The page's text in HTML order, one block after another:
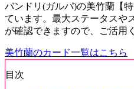
バンドリ(ガルパ)の美竹蘭【
ています。最大ステータスや
が確認できますので、ご活用
美竹蘭のカード一覧はこちら
目次